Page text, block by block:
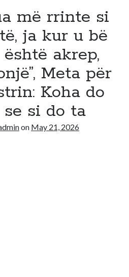
më rrinte si
ja kur u bë
është akrep,
Meta për
Koha do
si do ta
on May 21, 2026